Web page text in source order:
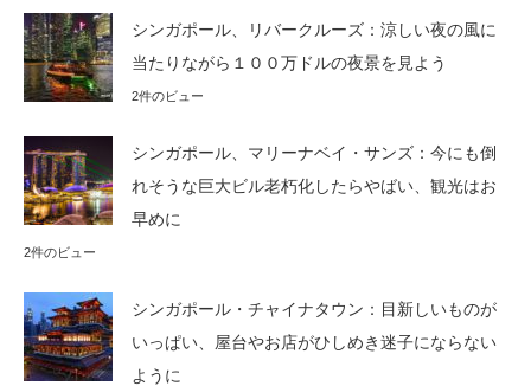
シンガポール、リバークルーズ：涼しい夜の風に
当たりながら１００万ドルの夜景を見よう
2件のビュー
シンガポール、マリーナベイ・サンズ：今にも倒
れそうな巨大ビル老朽化したらやばい、観光はお
早めに
2件のビュー
シンガポール・チャイナタウン：目新しいものが
いっぱい、屋台やお店がひしめき迷子にならない
ように